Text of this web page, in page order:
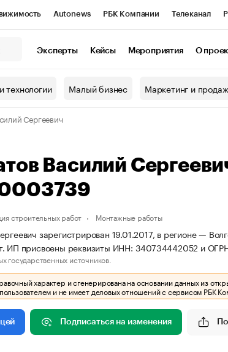
Autonews РБК Компании Телеканал
Эксперты Кейсы Мероприятия О
технологии Малый бизнес Маркетинг и
Сергеевич
Василий
строительных работ Монтажные работы
зарегистрирован 19.01.2017, в регионе —
ИП присвоены реквизиты ИНН: 340734442052 и
государственных источников.
характер и сгенерирована на основании данных из
и не имеет деловых отношений с сервисом РБК
Подписаться на изменения